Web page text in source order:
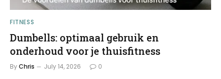
FITNESS
Dumbells: optimaal gebruik en
onderhoud voor je thuisfitness
ByChris July 14, 2026 0